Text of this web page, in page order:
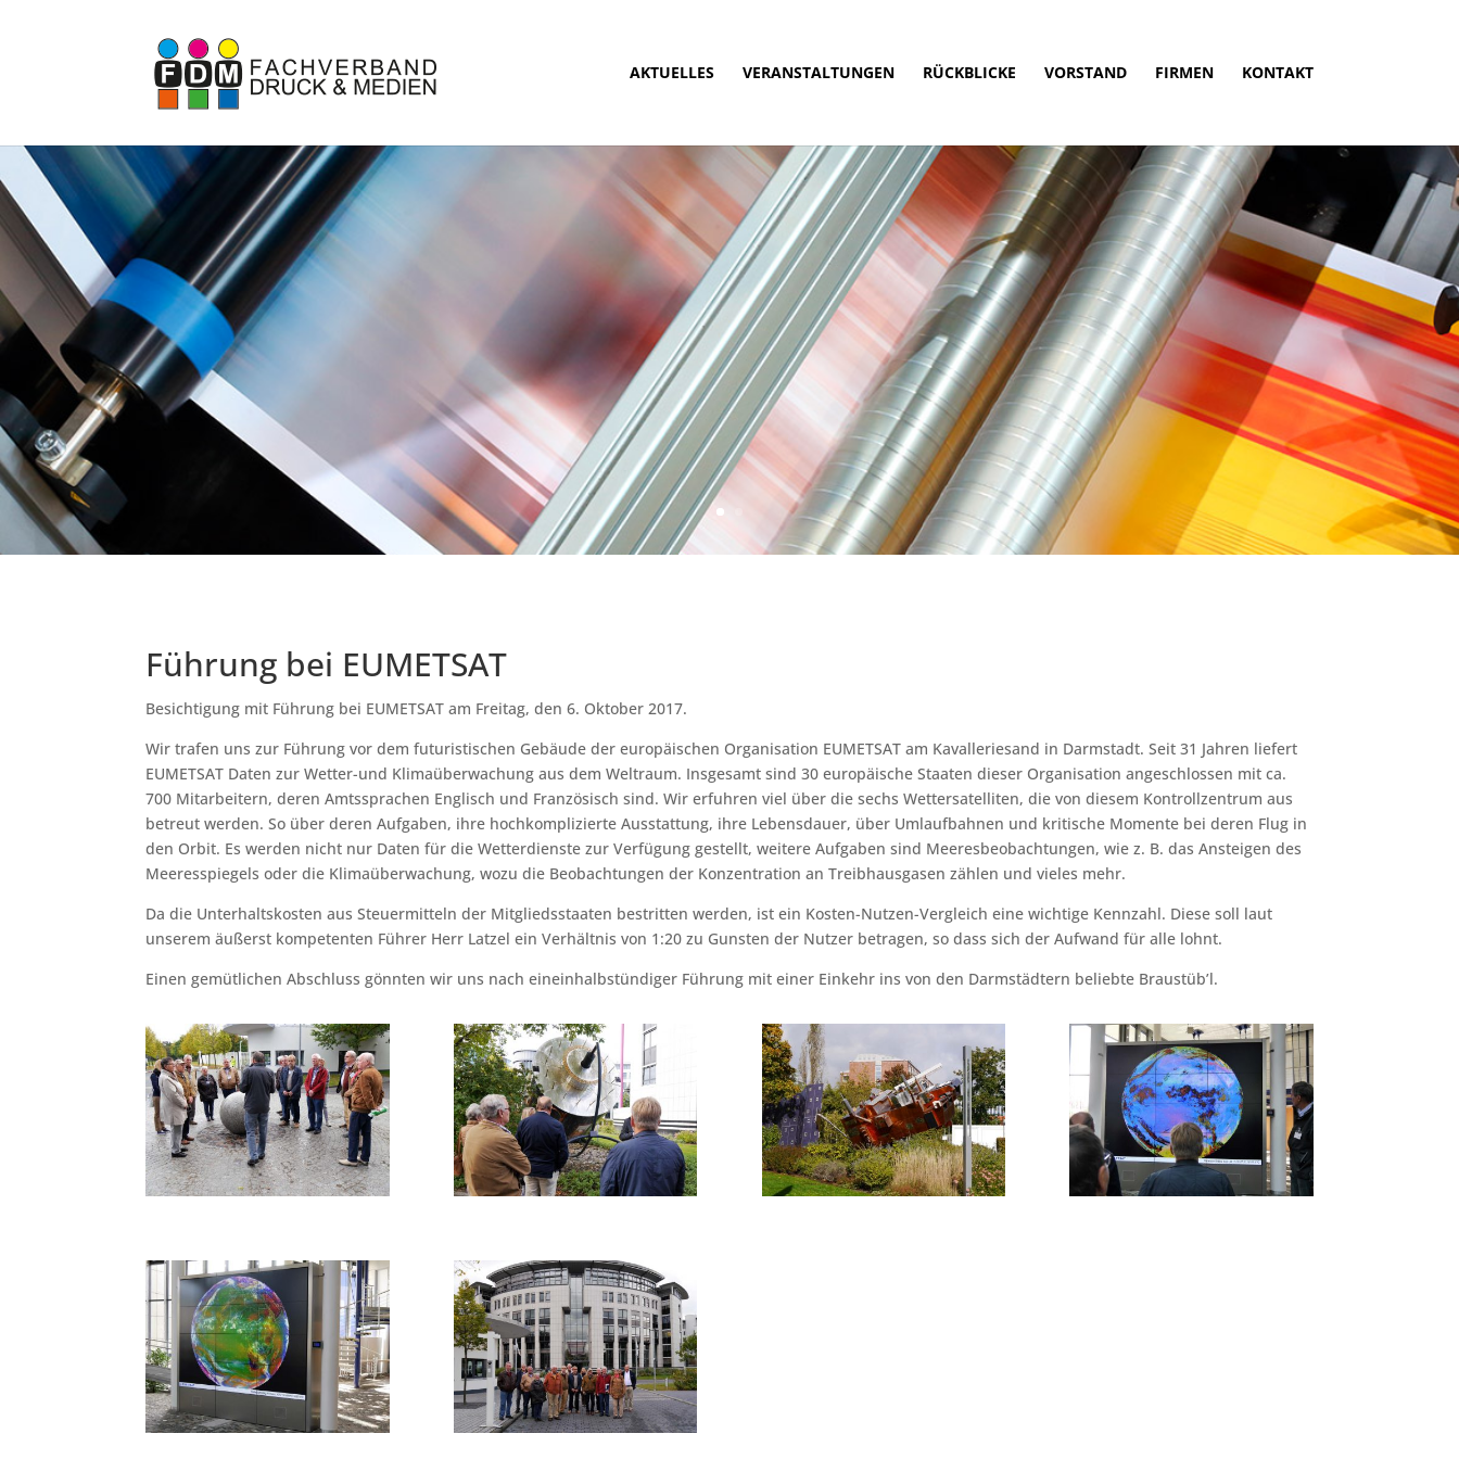
AKTUELLES VERANSTALTUNGEN RÜCKBLICKE VORSTAND FIRMEN KONTAKT
Führung bei EUMETSAT
Besichtigung mit Führung bei EUMETSAT am Freitag, den 6. Oktober 2017.
Wir trafen uns zur Führung vor dem futuristischen Gebäude der europäischen Organisation EUMETSAT am Kavalleriesand in Darmstadt. Seit 31 Jahren liefert
EUMETSAT Daten zur Wetter-und Klimaüberwachung aus dem Weltraum. Insgesamt sind 30 europäische Staaten dieser Organisation angeschlossen mit ca.
700 Mitarbeitern, deren Amtssprachen Englisch und Französisch sind. Wir erfuhren viel über die sechs Wettersatelliten, die von diesem Kontrollzentrum aus
betreut werden. So über deren Aufgaben, ihre hochkomplizierte Ausstattung, ihre Lebensdauer, über Umlaufbahnen und kritische Momente bei deren Flug in
den Orbit. Es werden nicht nur Daten für die Wetterdienste zur Verfügung gestellt, weitere Aufgaben sind Meeresbeobachtungen, wie z. B. das Ansteigen des
Meeresspiegels oder die Klimaüberwachung, wozu die Beobachtungen der Konzentration an Treibhausgasen zählen und vieles mehr.
Da die Unterhaltskosten aus Steuermitteln der Mitgliedsstaaten bestritten werden, ist ein Kosten-Nutzen-Vergleich eine wichtige Kennzahl. Diese soll laut
unserem äußerst kompetenten Führer Herr Latzel ein Verhältnis von 1:20 zu Gunsten der Nutzer betragen, so dass sich der Aufwand für alle lohnt.
Einen gemütlichen Abschluss gönnten wir uns nach eineinhalbstündiger Führung mit einer Einkehr ins von den Darmstädtern beliebte Braustüb’l.